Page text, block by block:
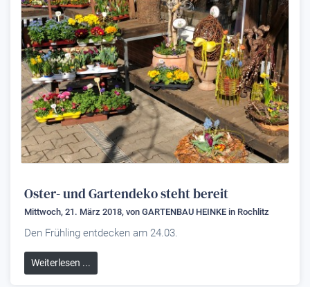
Oster- und Gartendeko steht bereit
Mittwoch, 21. März 2018, von GARTENBAU HEINKE in Rochlitz
Den Frühling entdecken am 24.03.
Weiterlesen ...